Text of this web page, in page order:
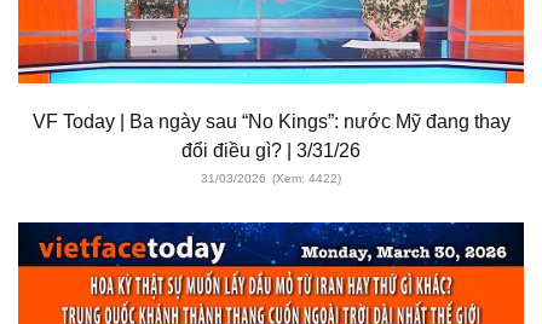
VF Today | Ba ngày sau “No Kings”: nước Mỹ đang thay
đổi điều gì? | 3/31/26
31/03/2026 (Xem: 4422)